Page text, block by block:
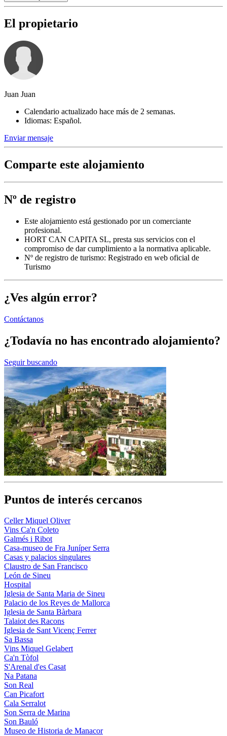
El propietario
Juan Juan
Calendario actualizado hace más de 2 semanas.
Idiomas: Español.
Enviar mensaje
Comparte este alojamiento
Nº de registro
Este alojamiento está gestionado por un comerciante
profesional.
HORT CAN CAPITA SL, presta sus servicios con el
compromiso de dar cumplimiento a la normativa aplicable.
Nº de registro de turismo: Registrado en web oficial de
Turismo
¿Ves algún error?
Contáctanos
¿Todavía no has encontrado alojamiento?
Seguir buscando
Puntos de interés cercanos
Celler Miquel Oliver
Vins Ca'n Coleto
Galmés i Ribot
Casa-museo de Fra Juníper Serra
Casas y palacios singulares
Claustro de San Francisco
León de Sineu
Hospital
Iglesia de Santa Maria de Sineu
Palacio de los Reyes de Mallorca
Iglesia de Santa Bàrbara
Talaiot des Racons
Iglesia de Sant Vicenç Ferrer
Sa Bassa
Vins Miquel Gelabert
Ca'n Tòfol
S'Arenal d'es Casat
Na Patana
Son Real
Can Picafort
Cala Serralot
Son Serra de Marina
Son Bauló
Museo de Historia de Manacor